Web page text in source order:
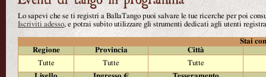
Lo sapevi che se ti registri a BallaTango puoi salvare le tue ricerche per poi
Iscriviti adesso, e potrai subito utilizzare gli strumenti dedicati agli utenti
Stai
Regione
Provincia
Città
Tutte
Tutte
Tutte